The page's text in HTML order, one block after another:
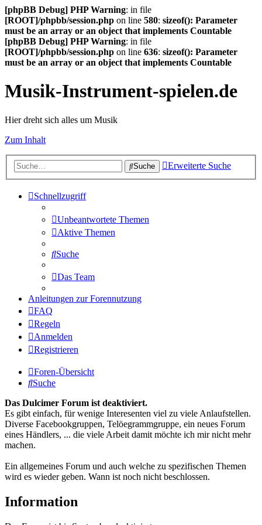
[phpBB Debug] PHP Warning: in file
[ROOT]/phpbb/session.php on line 580: sizeof(): Parameter
must be an array or an object that implements Countable
[phpBB Debug] PHP Warning: in file
[ROOT]/phpbb/session.php on line 636: sizeof(): Parameter
must be an array or an object that implements Countable
Musik-Instrument-spielen.de
Hier dreht sich alles um Musik
Zum Inhalt
Suche Erweiterte Suche
Schnellzugriff
Unbeantwortete Themen
Aktive Themen
Suche
Das Team
Anleitungen zur Forennutzung
FAQ
Regeln
Anmelden
Registrieren
Foren-Übersicht
Suche
Das Dulcimer Forum ist deaktiviert.
Es gibt einfach, für wenige Interesenten viel zu viele Anlaufstellen.
Diverse Facebookgruppen, Telöegrammgruppe, ein neues Forum
eines Händlers, ... die viele Arbeit damit möchte ich mir nicht mehr
machen.
Ein allgemeines Forum und auch welche zu spezifischen Themen
wird es wieder geben. Wann ist noch nicht beschlossen.
Information